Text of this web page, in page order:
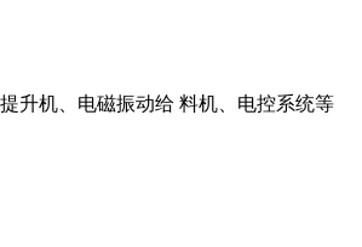
升机、电磁振动给 料机、电控系统等